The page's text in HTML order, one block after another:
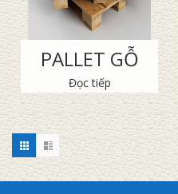
PALLET GỖ
Đọc tiếp